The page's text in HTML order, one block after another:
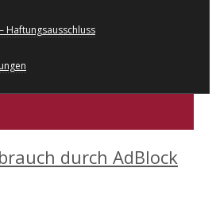
Haftungsausschluss
durch AdBlock